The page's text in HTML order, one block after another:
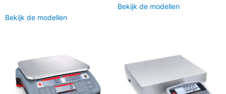
Bekijk de modellen
Bekijk de modellen